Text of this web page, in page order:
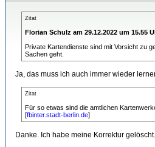
Zitat
Florian Schulz am 29.12.2022 um 15.55
Private Kartendienste sind mit Vorsicht zu
Sachen geht.
Ja, das muss ich auch immer wieder
Zitat
Für so etwas sind die amtlichen
[fbinter.stadt-berlin.de]
Danke. Ich habe meine Korrektur gelöscht.